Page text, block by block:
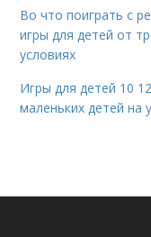
Во что поиграть с
игры для детей от
условиях
Игры для детей 10
маленьких детей на